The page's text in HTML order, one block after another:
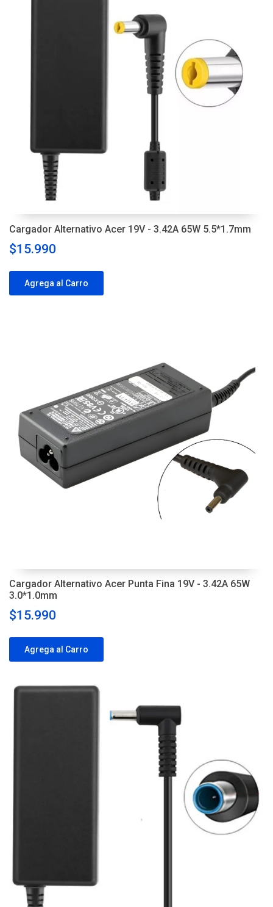
Cargador Alternativo Acer 19V - 3.42A 65W 5.5*1.7mm
$15.990
Agrega al Carro
Cargador Alternativo Acer Punta Fina 19V - 3.42A 65W
3.0*1.0mm
$15.990
Agrega al Carro